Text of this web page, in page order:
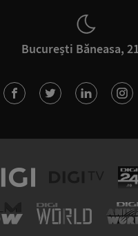
București Băneasa,